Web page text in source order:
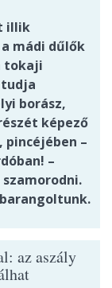
illik
mádi dűlők
tokaji
borász,
képező
–
–
az aszály